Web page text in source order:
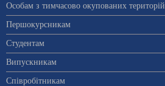
Особам з тимчасово окупованих територій
Першокурсникам
Студентам
Випускникам
Співробітникам